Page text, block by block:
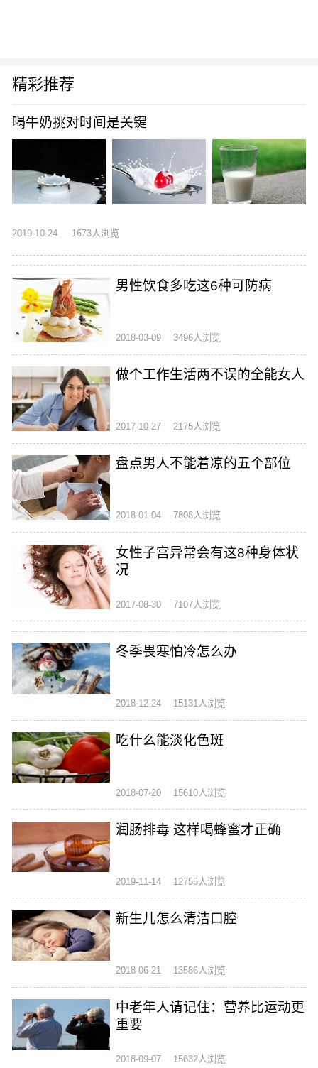
精彩推荐
喝牛奶挑对时间是关键
2019-10-24 1673人浏览
男性饮食多吃这6种可防病
2018-03-09 3496人浏览
做个工作生活两不误的全能女人
2017-10-27 2175人浏览
盘点男人不能着凉的五个部位
2018-01-04 7808人浏览
女性子宫异常会有这8种身体状
况
2017-08-30 7107人浏览
冬季畏寒怕冷怎么办
2018-12-24 15131人浏览
吃什么能淡化色斑
2018-07-20 15610人浏览
润肠排毒 这样喝蜂蜜才正确
2019-11-14 12755人浏览
新生儿怎么清洁口腔
2018-06-21 13586人浏览
中老年人请记住：营养比运动更
重要
2018-09-07 15632人浏览